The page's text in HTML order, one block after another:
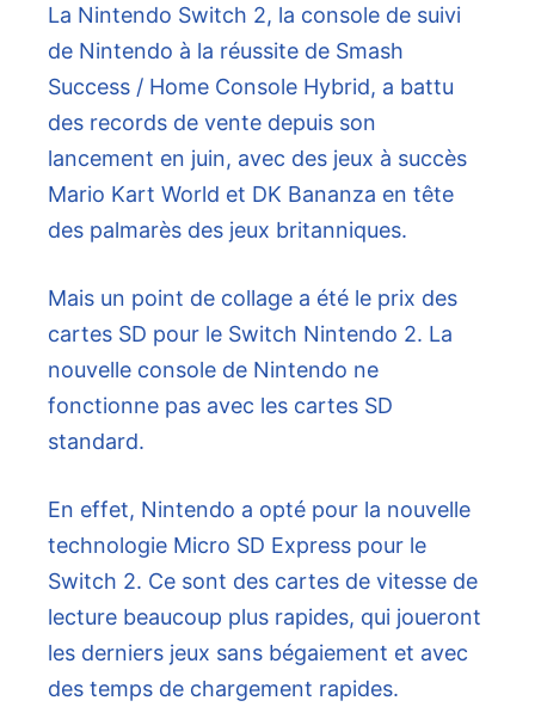
La Nintendo Switch 2, la console de suivi
de Nintendo à la réussite de Smash
Success / Home Console Hybrid, a battu
des records de vente depuis son
lancement en juin, avec des jeux à succès
Mario Kart World et DK Bananza en tête
des palmarès des jeux britanniques.
Mais un point de collage a été le prix des
cartes SD pour le Switch Nintendo 2. La
nouvelle console de Nintendo ne
fonctionne pas avec les cartes SD
standard.
En effet, Nintendo a opté pour la nouvelle
technologie Micro SD Express pour le
Switch 2. Ce sont des cartes de vitesse de
lecture beaucoup plus rapides, qui joueront
les derniers jeux sans bégaiement et avec
des temps de chargement rapides.